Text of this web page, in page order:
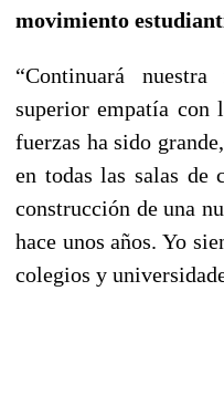
movimiento
“Continuará
superior empatía con
fuerzas ha sido
en todas las salas de
construcción de una
hace unos años. Yo
colegios y